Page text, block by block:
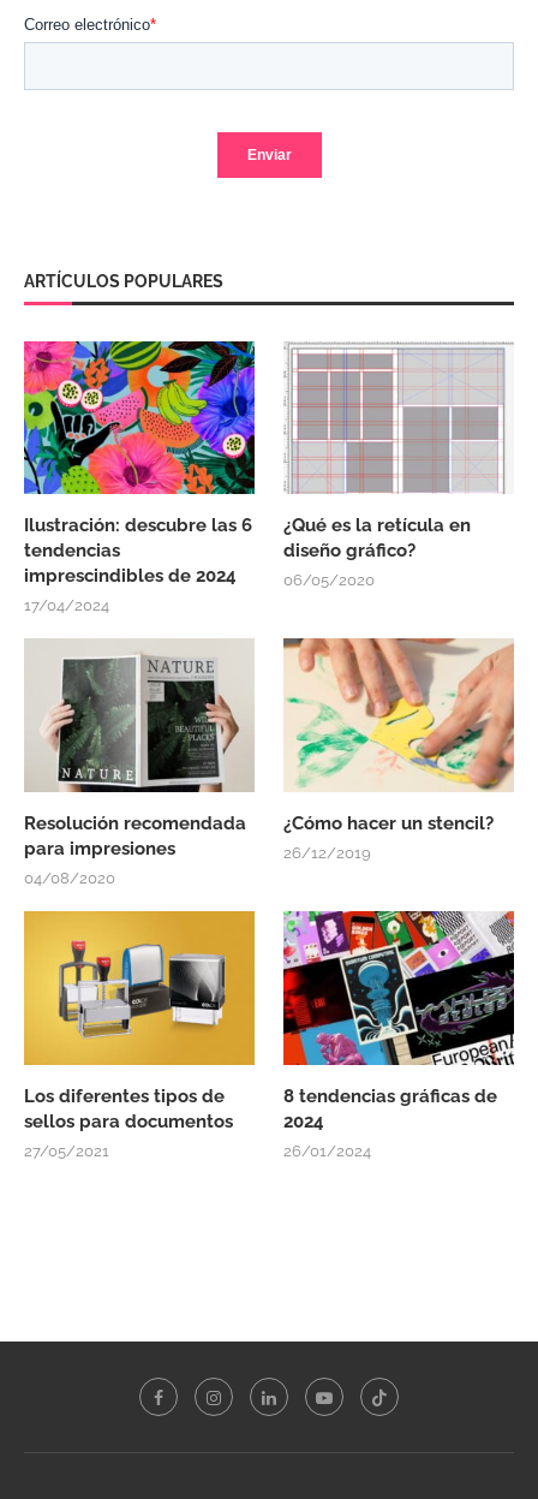
ARTÍCULOS POPULARES
Ilustración: descubre las 6
tendencias
imprescindibles de 2024
17/04/2024
¿Qué es la retícula en
diseño gráfico?
06/05/2020
Resolución recomendada
para impresiones
04/08/2020
¿Cómo hacer un stencil?
26/12/2019
Los diferentes tipos de
sellos para documentos
27/05/2021
8 tendencias gráficas de
2024
26/01/2024